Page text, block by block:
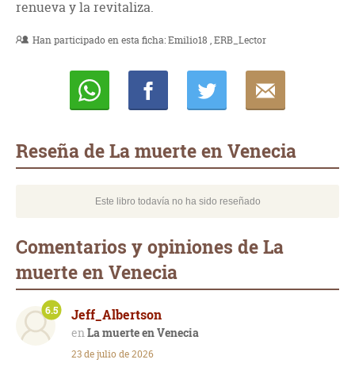
renueva y la revitaliza.
Han participado en esta ficha:Emilio18 ERB_Lector
Reseña de La muerte en Venecia
Este libro todavía no ha sido reseñado
Comentarios y opiniones de La
muerte en Venecia
Jeff_Albertson
La muerte en Venecia
6.5
23 de julio de 2026